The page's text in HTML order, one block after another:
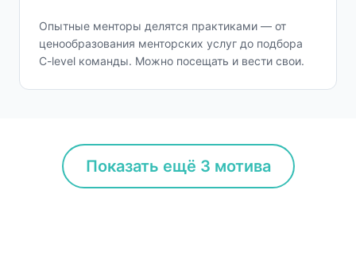
Опытные менторы делятся практиками — от
ценообразования менторских услуг до подбора
C-level команды. Можно посещать и вести свои.
Показать ещё 3 мотива